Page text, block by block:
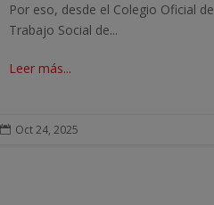
Por eso, desde el Colegio Oficial de
Trabajo Social de...
Leer más...
 Oct 24, 2025